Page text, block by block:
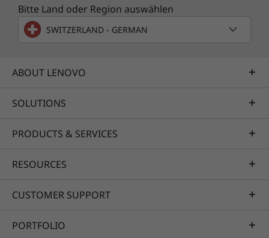
Lassen Sie sich das Leben erleichtern
welches die persönliche Assistentin Cortana
achten Generation sorgt für eine starke
müssen sich nie wieder auf die Suche nach
Arbeit nimmt Ihnen Cortana ab! Wenn Sie
Sie Ihre Suche sogar danach filtern, wann und
mit wem Sie an einer Datei gearbeitet haben.
merken.
Bitte Land oder Region auswählen
SWITZERLAND - GERMAN
ABOUT LENOVO
SOLUTIONS
PRODUCTS & SERVICES
RESOURCES
CUSTOMER SUPPORT
PORTFOLIO